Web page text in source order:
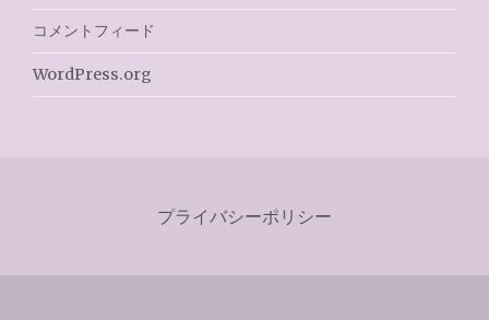
コメントフィード
WordPress.org
プライバシーポリシー